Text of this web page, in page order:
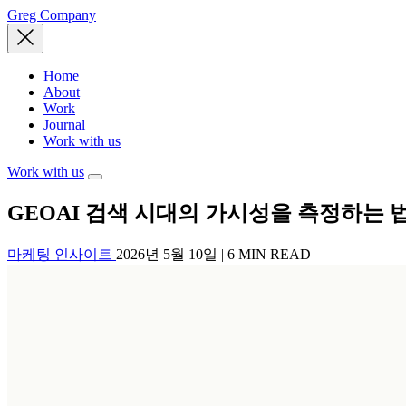
Greg Company
Home
About
Work
Journal
Work with us
Work with us
GEOAI 검색 시대의 가시성을 측정하는
마케팅 인사이트 2026년 5월 10일 | 6 MIN READ